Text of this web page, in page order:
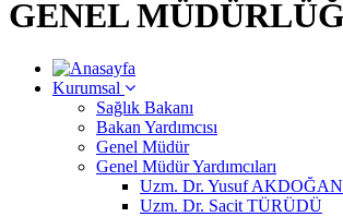
GENEL
Kurumsal
Sağlık Bakanı
Bakan Yardımcısı
Genel Müdür
Genel Müdür Yardımcıları
Uzm. Dr. Yusuf AKDOĞAN
Uzm. Dr. Sacit TÜRÜDÜ